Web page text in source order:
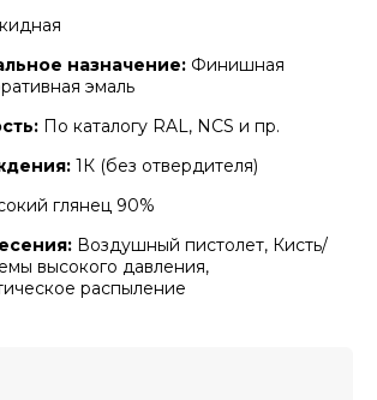
назначение: Финишная
эмаль
По каталогу RAL, NCS и пр.
1К (без отвердителя)
глянец 90%
Воздушный пистолет, Кисть/
высокого давления,
распыление